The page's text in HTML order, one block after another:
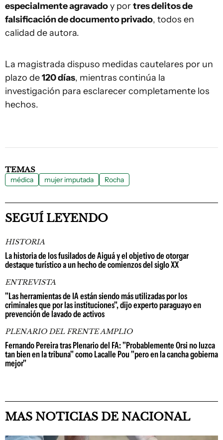
especialmente agravadoy portres delitos de
falsificación de documento privado, todos en
calidad de autora.
La magistrada dispuso medidas cautelares por un
plazo de120 días, mientras continúa la
investigación para esclarecer completamente los
hechos.
TEMAS
médica mujer imputada Rocha
SEGUÍ LEYENDO
HISTORIA
La historia de los fusilados de Aiguá y el objetivo de otorgar
destaque turístico a un hecho de comienzos del siglo XX
ENTREVISTA
"Las herramientas de IA están siendo más utilizadas por los
criminales que por las instituciones", dijo experto paraguayo en
prevención de lavado de activos
PLENARIO DEL FRENTE AMPLIO
Fernando Pereira tras Plenario del FA: "Probablemente Orsi no luzca
tan bien en la tribuna" como Lacalle Pou "pero en la cancha gobierna
mejor"
MAS NOTICIAS DE NACIONAL